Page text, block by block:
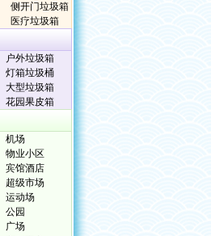
侧开门垃圾箱
医疗垃圾箱
户外垃圾箱
灯箱垃圾桶
大型垃圾箱
花园果皮箱
机场
物业小区
宾馆酒店
超级市场
运动场
公园
广场